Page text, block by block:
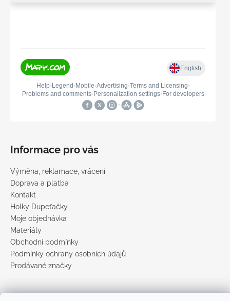
Informace pro vás
Výměna, reklamace, vrácení
Doprava a platba
Kontakt
Holky Dupeťačky
Moje objednávka
Materiály
Obchodní podmínky
Podmínky ochrany osobních údajů
Prodávané značky